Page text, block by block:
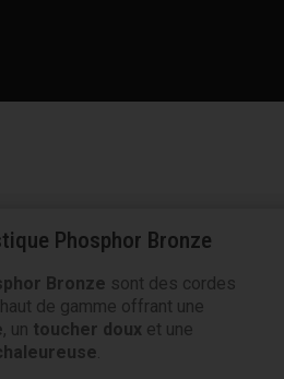
Phosphor Bronze
Bronze sont des cordes
de gamme offrant une
, un toucher doux et une
.